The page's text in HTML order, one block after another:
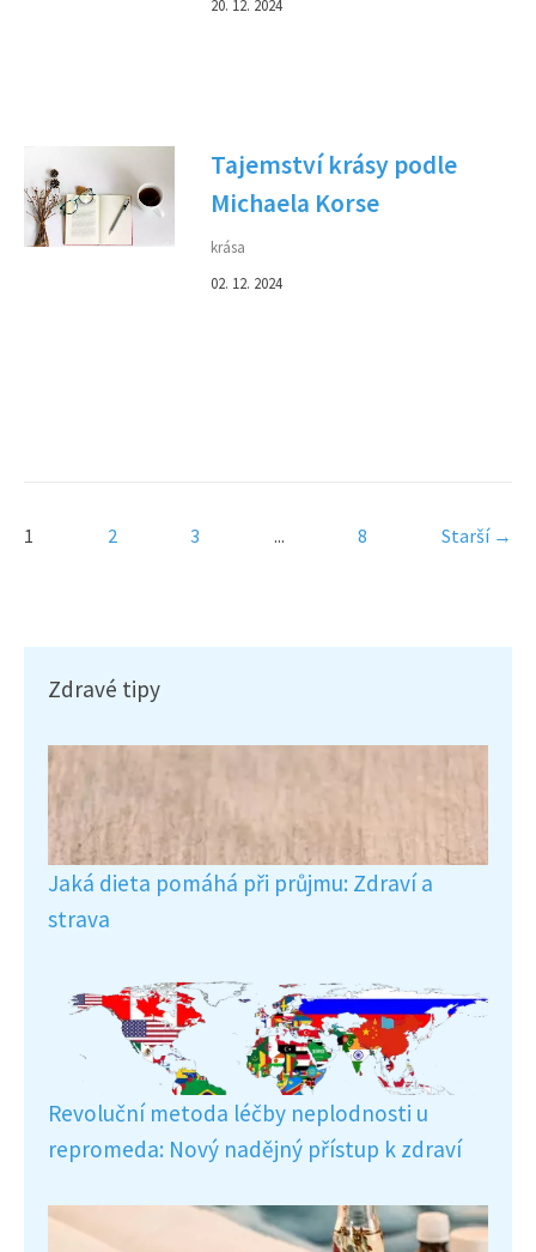
20. 12. 2024
Tajemství krásy podle
Michaela Korse
krása
02. 12. 2024
1 2 3 ... 8 Starší →
Zdravé tipy
Jaká dieta pomáhá při průjmu: Zdraví a
strava
Revoluční metoda léčby neplodnosti u
repromeda: Nový nadějný přístup k zdraví